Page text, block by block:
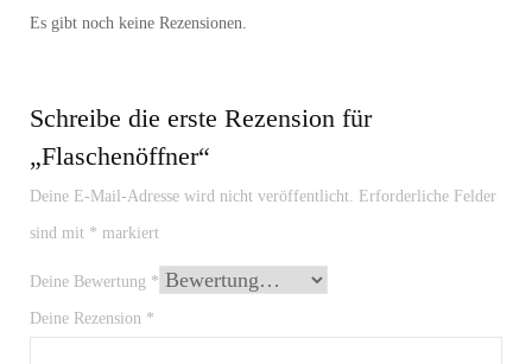
Es gibt noch keine Rezensionen.
Schreibe die erste Rezension für
„Flaschenöffner“
Deine E-Mail-Adresse wird nicht veröffentlicht. Erforderliche Felder
sind mit * markiert
Deine Bewertung *
Deine Rezension *